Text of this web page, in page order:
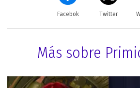
Facebok Twitter
Más sobre